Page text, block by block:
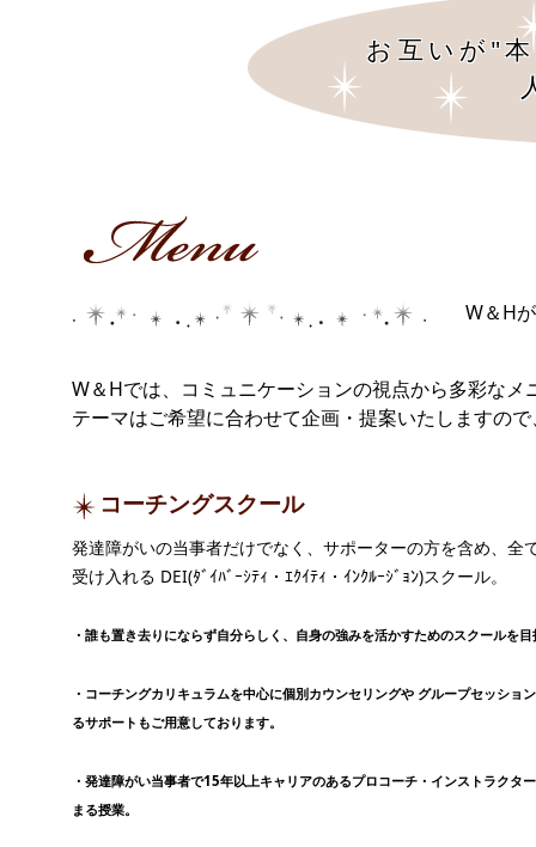
お互いが"
W＆H
W＆Hでは、コミュニケーションの視点から多彩な
テーマはご希望に合わせて企画・提案いたしますの
コーチングスクール
発達障がいの当事者だけでなく、サポーターの方を含め、全
受け入れる DEI(ﾀﾞｲﾊﾞｰｼﾃｨ・ｴｸｲﾃｨ・ｲﾝｸﾙｰｼﾞｮﾝ)スクール。
・誰も置き去りにならず自分らしく、自身の強みを活かすためのスクールを
・コーチングカリキュラムを中心に個別カウンセリングや グループセッショ
るサポートもご用意しております。
・発達障がい当事者で15年以上キャリアのあるプロコーチ・インストラクタ
まる授業。